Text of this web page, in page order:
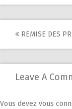
Post
REMISE DES
Leave A
Vous devez vous